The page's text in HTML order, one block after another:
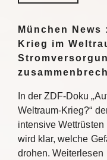
München
Krieg im
In der ZDF-Doku
Weltraum-Krieg?“
intensive
wird klar, welche
drohen. Weiterlesen